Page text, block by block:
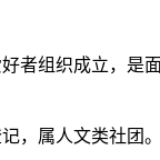
者组织成立，是
，属人文类社团。